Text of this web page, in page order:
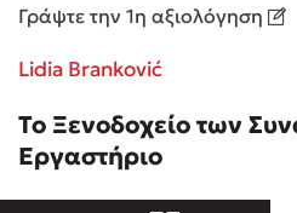
Κώστας
Γράψτε την 1η αξιολόγηση
Lidia Branković
To Ξενοδοχείο των
Εργαστήριο